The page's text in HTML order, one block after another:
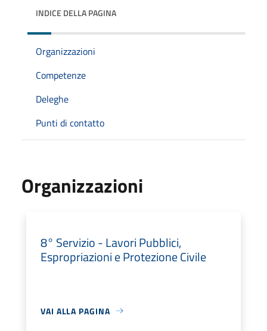
INDICE DELLA PAGINA
Organizzazioni
Competenze
Deleghe
Punti di contatto
Organizzazioni
8° Servizio - Lavori Pubblici,
Espropriazioni e Protezione Civile
VAI ALLA PAGINA